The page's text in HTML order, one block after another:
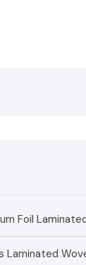
Foil
Laminated